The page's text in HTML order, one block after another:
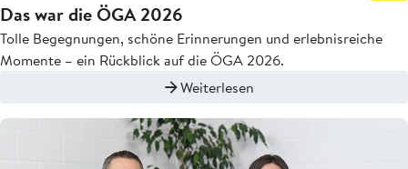
Das war die ÖGA 2026
Tolle Begegnungen, schöne Erinnerungen und erlebnisreiche
Momente – ein Rückblick auf die ÖGA 2026.
Weiterlesen